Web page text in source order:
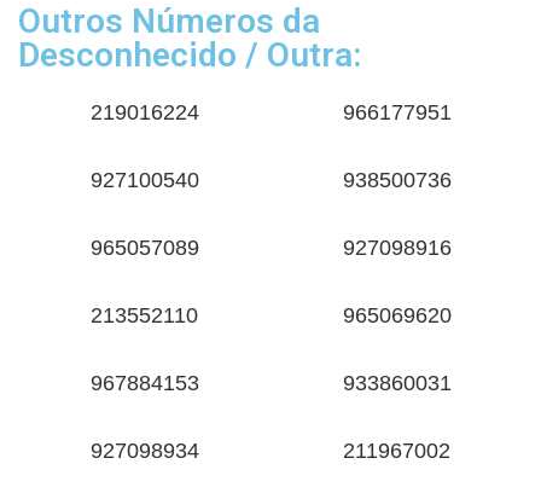
Outros Números da
Desconhecido / Outra:
219016224 966177951
927100540 938500736
965057089 927098916
213552110 965069620
967884153 933860031
927098934 211967002